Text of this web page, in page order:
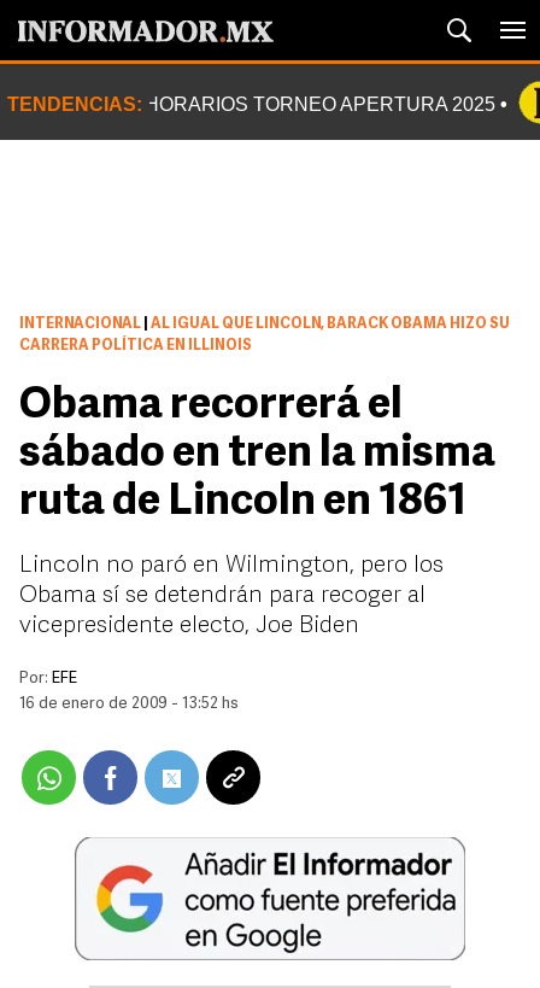
TENDENCIAS: HORARIOS TORNEO APERTURA 2025
INTERNACIONAL
AL IGUAL QUE LINCOLN, BARACK OBAMA HIZO SU
CARRERA POLÍTICA EN ILLINOIS
Obama recorrerá el
sábado en tren la misma
ruta de Lincoln en 1861
Lincoln no paró en Wilmington, pero los
Obama sí se detendrán para recoger al
vicepresidente electo, Joe Biden
Por: EFE
16 de enero de 2009 - 13:52 hs